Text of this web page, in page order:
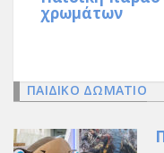
χρωμάτων
ΠΑΙΔΙΚΟ ΔΩΜΑΤΙΟ